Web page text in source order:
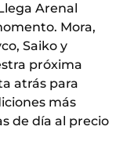
Arenal
Mora,
Saiko y
próxima
atrás para
más
de día al precio